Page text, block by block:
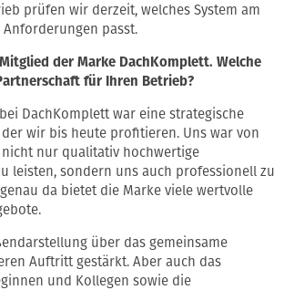
prüfen wir derzeit, welches System am
passt.
der Marke DachKomplett. Welche
für Ihren Betrieb?
DachKomplett war eine strategische
wir bis heute profitieren. Uns war von
nur qualitativ hochwertige
leisten, sondern uns auch professionell zu
da bietet die Marke viele wertvolle
über das gemeinsame
Auftritt gestärkt. Aber auch das
und Kollegen sowie die